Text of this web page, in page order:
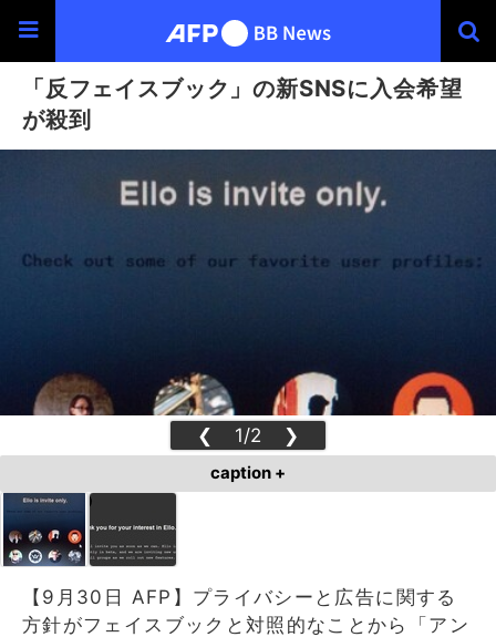
「反フェイスブック」の新SNSに入会希望
が殺到
❮ 1/2 ❯
caption +
【9月30日 AFP】プライバシーと広告に関する
方針がフェイスブックと対照的なことから「アン